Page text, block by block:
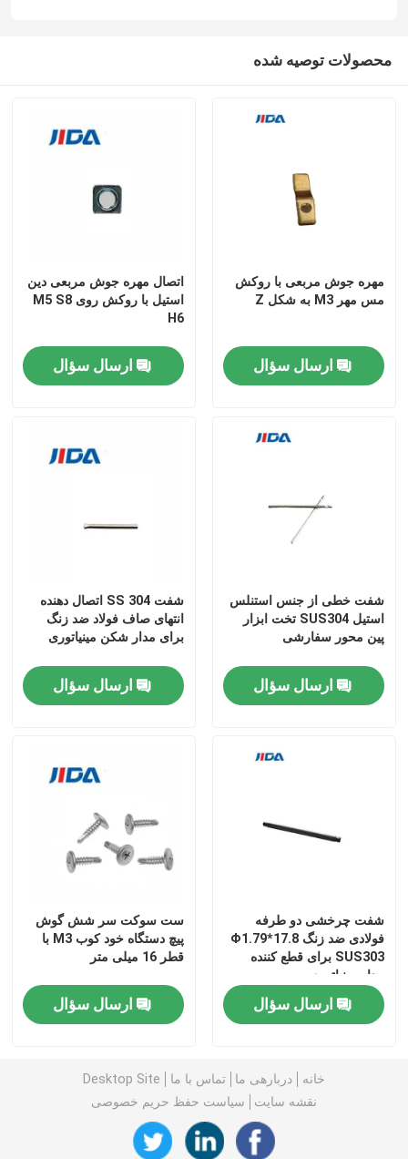
محصولات توصیه شده
مهره جوش مربعی با روکش
مس مهر M3 به شکل Z
ارسال سؤال
اتصال مهره جوش مربعی دین
استیل با روکش روی M5 S8
H6
ارسال سؤال
شفت خطی از جنس استنلس
استیل SUS304 تخت ابزار
پین محور سفارشی
ارسال سؤال
شفت SS 304 اتصال دهنده
انتهای صاف فولاد ضد زنگ
برای مدار شکن مینیاتوری
ارسال سؤال
شفت چرخشی دو طرفه
فولادی ضد زنگ Φ1.79*17.8
SUS303 برای قطع کننده
مدار مینیاتوری
ارسال سؤال
ست سوکت سر شش گوش
پیچ دستگاه خود کوب M3 با
قطر 16 میلی متر
ارسال سؤال
خانه دربارهی ما تماس با ما
Desktop Site
نقشه سایت
سیاست حفظ حریم خصوصی